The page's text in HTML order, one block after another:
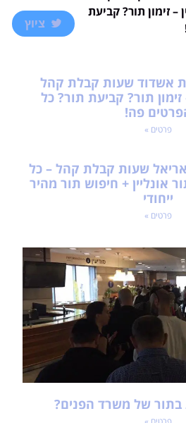
– זימון תור? קביעת
ציוץ
אשדוד שעות קבלת קהל
זימון תור? קביעת תור? כל
פה!
פרטים »
אריאל שעות קבלת קהל – כל
אונליין + חיפוש תור מהיר
ייחודי
פרטים »
בתור של משרד הפנים?